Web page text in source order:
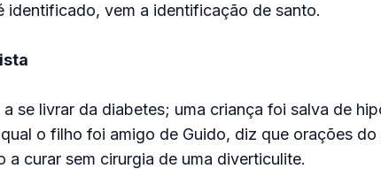
identificado, vem a identificação de santo.
se livrar da diabetes; uma criança foi salva de
o filho foi amigo de Guido, diz que orações do
a curar sem cirurgia de uma diverticulite.